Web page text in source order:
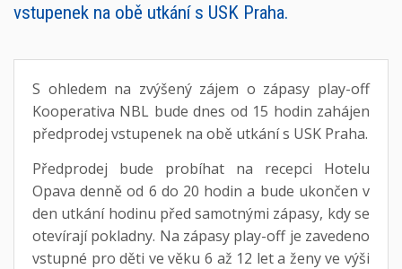
vstupenek na obě utkání s USK Praha.
S ohledem na zvýšený zájem o zápasy play-off
Kooperativa NBL bude dnes od 15 hodin zahájen
předprodej vstupenek na obě utkání s USK Praha.
Předprodej bude probíhat na recepci Hotelu
Opava denně od 6 do 20 hodin a bude ukončen v
den utkání hodinu před samotnými zápasy, kdy se
otevírají pokladny. Na zápasy play-off je zavedeno
vstupné pro děti ve věku 6 až 12 let a ženy ve výši